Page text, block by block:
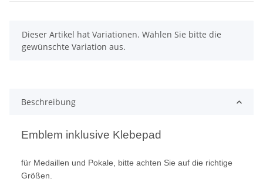
x
Dieser Artikel hat Variationen. Wählen Sie bitte die
gewünschte Variation aus.
Beschreibung
Emblem inklusive Klebepad
für Medaillen und Pokale, bitte achten Sie auf die richtige
Größen.